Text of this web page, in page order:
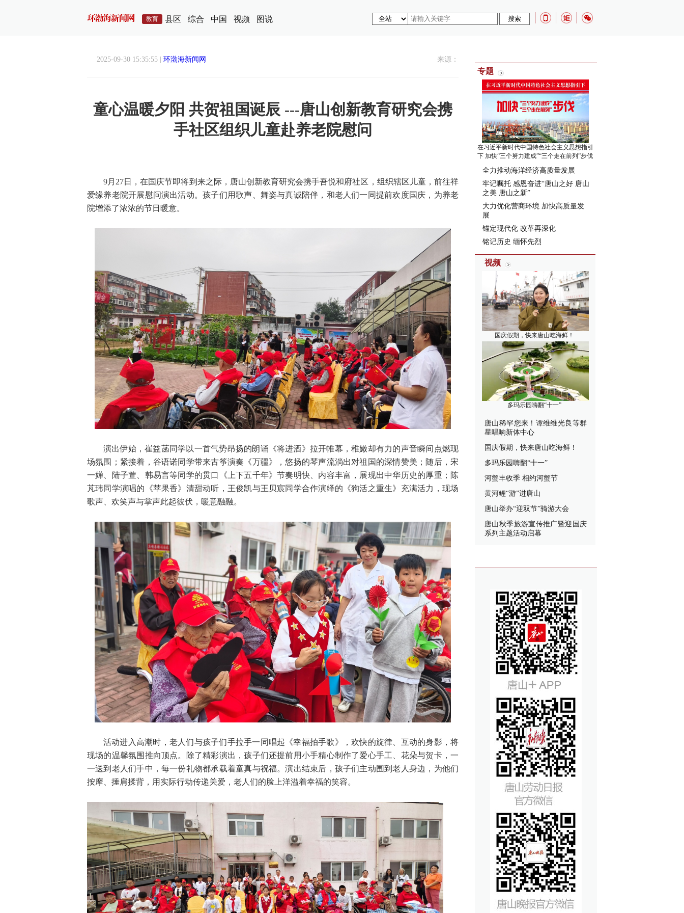
教育 县区 综合 中国 视频 图说
2025-09-30 15:35:55 | 环渤海新闻网 来源：
童心温暖夕阳 共贺祖国诞辰 ---唐山创新教育研究会携
手社区组织儿童赴养老院慰问
9月27日，在国庆节即将到来之际，唐山创新教育研究会携手吾悦和府社区，组织辖区儿童，前往祥
爱缘养老院开展慰问演出活动。孩子们用歌声、舞姿与真诚陪伴，和老人们一同提前欢度国庆，为养老
院增添了浓浓的节日暖意。
演出伊始，崔益菡同学以一首气势昂扬的朗诵《将进酒》拉开帷幕，稚嫩却有力的声音瞬间点燃现
场氛围；紧接着，谷语诺同学带来古筝演奏《万疆》，悠扬的琴声流淌出对祖国的深情赞美；随后，宋
一婵、陆子萱、韩易言等同学的贯口《上下五千年》节奏明快、内容丰富，展现出中华历史的厚重；陈
芃玮同学演唱的《苹果香》清甜动听，王俊凯与王贝宸同学合作演绎的《狗活之重生》充满活力，现场
歌声、欢笑声与掌声此起彼伏，暖意融融。
活动进入高潮时，老人们与孩子们手拉手一同唱起《幸福拍手歌》，欢快的旋律、互动的身影，将
现场的温馨氛围推向顶点。除了精彩演出，孩子们还提前用小手精心制作了爱心手工、花朵与贺卡，一
一送到老人们手中，每一份礼物都承载着童真与祝福。演出结束后，孩子们主动围到老人身边，为他们
按摩、捶肩揉背，用实际行动传递关爱，老人们的脸上洋溢着幸福的笑容。
专题
在习近平新时代中国特色社会主义思想指引
下 加快“三个努力建成”“三个走在前列”步伐
全力推动海洋经济高质量发展
牢记嘱托 感恩奋进“唐山之好 唐山
之美 唐山之新”
大力优化营商环境 加快高质量发
展
锚定现代化 改革再深化
铭记历史 缅怀先烈
视频
国庆假期，快来唐山吃海鲜！
多玛乐园嗨翻“十一”
唐山稀罕您来！谭维维光良等群
星唱响新体中心
国庆假期，快来唐山吃海鲜！
多玛乐园嗨翻“十一”
河蟹丰收季 相约河蟹节
黄河鲤“游”进唐山
唐山举办“迎双节”骑游大会
唐山秋季旅游宣传推广暨迎国庆
系列主题活动启幕